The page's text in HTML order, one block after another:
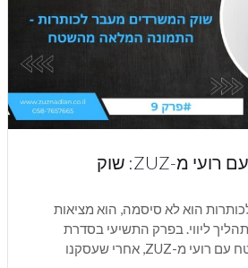
תובנות מהשטח עם רועי מ-ZUZ: שוק
- התמונה המלאה
הוא לא סיסמה, הוא מציאות
ליווי. בפרק התשיעי בסדרת
הכתבות תובנות מהשטח עם רועי מ-ZUZ, אחרי שעסקנו